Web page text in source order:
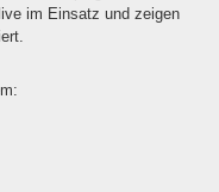
im Einsatz und zeigen